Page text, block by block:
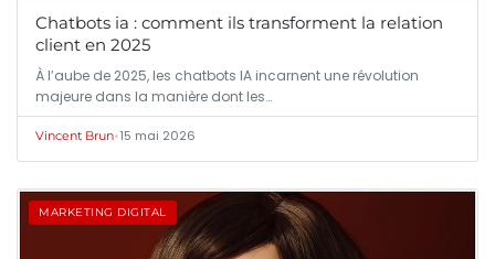
Chatbots ia : comment ils transforment la relation
client en 2025
À l’aube de 2025, les chatbots IA incarnent une révolution
majeure dans la manière dont les…
Vincent Brun•15 mai 2026
MARKETING DIGITAL